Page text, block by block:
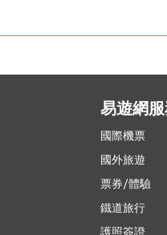
易遊網
國際機票
國外旅遊
票券/體驗
鐵道旅行
護照簽證